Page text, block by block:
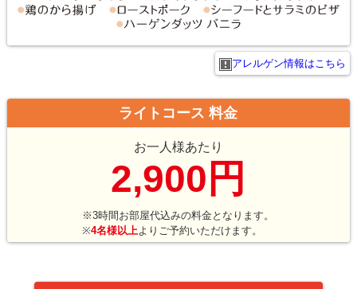
アレルゲン情報はこちら
ライトコース 料金
お一人様あたり
2,900円
※3時間お部屋代込みの料金となります。
※4名様以上 よりご予約いただけます。